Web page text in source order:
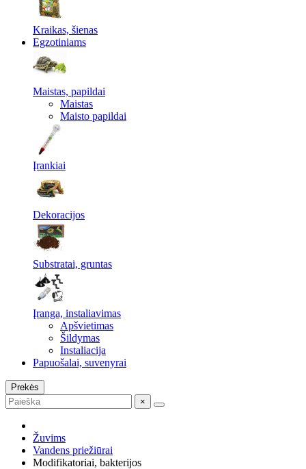
Kraikas, šienas
Egzotiniams
Maistas, papildai
Maistas
Maisto papildai
Įrankiai
Dekoracijos
Substratai, gruntas
Įranga, instaliavimas
Apšvietimas
Šildymas
Instaliacija
Papuošalai, suvenyrai
Prekės
×
Žuvims
Vandens priežiūrai
Modifikatoriai, bakterijos